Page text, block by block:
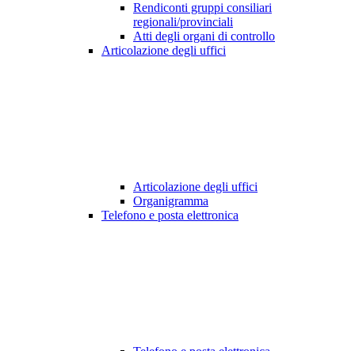
Rendiconti gruppi consiliari
regionali/provinciali
Atti degli organi di controllo
Articolazione degli uffici
Articolazione degli uffici
Organigramma
Telefono e posta elettronica